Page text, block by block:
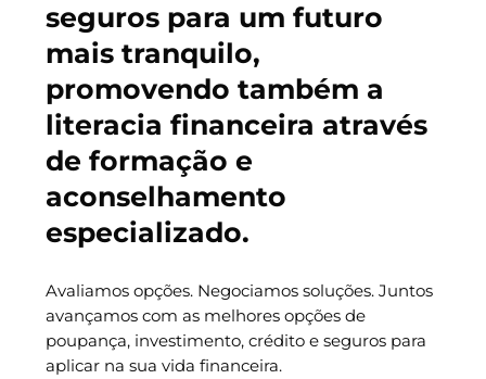
seguros para um futuro
mais tranquilo,
promovendo também a
literacia financeira através
de formação e
aconselhamento
especializado.
Avaliamos opções. Negociamos soluções. Juntos
avançamos com as melhores opções de
poupança, investimento, crédito e seguros para
aplicar na sua vida financeira.